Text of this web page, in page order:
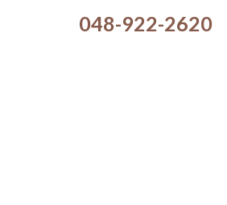
048-922-2620